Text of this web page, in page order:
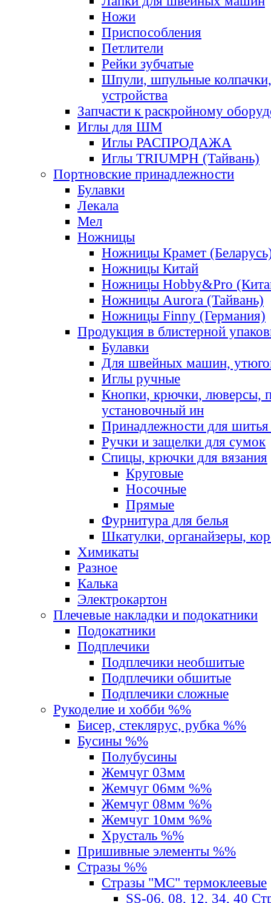
Ножи
Приспособления
Петлители
Рейки зубчатые
Шпули, шпульные
устройства
Запчасти к раскройному
Иглы для ШМ
Иглы РАСПРОДАЖА
Иглы TRIUMPH (Тайвань)
Портновские принадлежности
Булавки
Лекала
Мел
Ножницы
Ножницы Крамет
Ножницы Китай
Ножницы Hobby&Pro
Ножницы Aurora (Тайвань)
Ножницы Finny (Германия)
Продукция в блистерной
Булавки
Для швейных машин,
Иглы ручные
Кнопки, крючки, люверсы,
установочный ин
Принадлежности для шитья
Ручки и защелки для сумок
Спицы, крючки для вязания
Круговые
Носочные
Прямые
Фурнитура для белья
Шкатулки, органайзеры,
Химикаты
Разное
Калька
Электрокартон
Плечевые накладки и подокатники
Подокатники
Подплечики
Подплечики необшитые
Подплечики обшитые
Подплечики сложные
Рукоделие и хобби %%
Бисер, стеклярус, рубка %%
Бусины %%
Полубусины
Жемчуг 03мм
Жемчуг 06мм %%
Жемчуг 08мм %%
Жемчуг 10мм %%
Хрусталь %%
Пришивные элементы %%
Стразы %%
Стразы "MС" термоклеевые
SS-06, 08, 12, 34, 40